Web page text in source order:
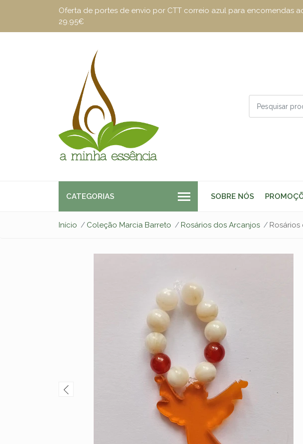
Oferta de portes de envio por CTT correio azul para encomendas
29.95€
CATEGORIAS SOBRE NÓS
Início Coleção Marcia Barreto Rosários dos Arcanjos